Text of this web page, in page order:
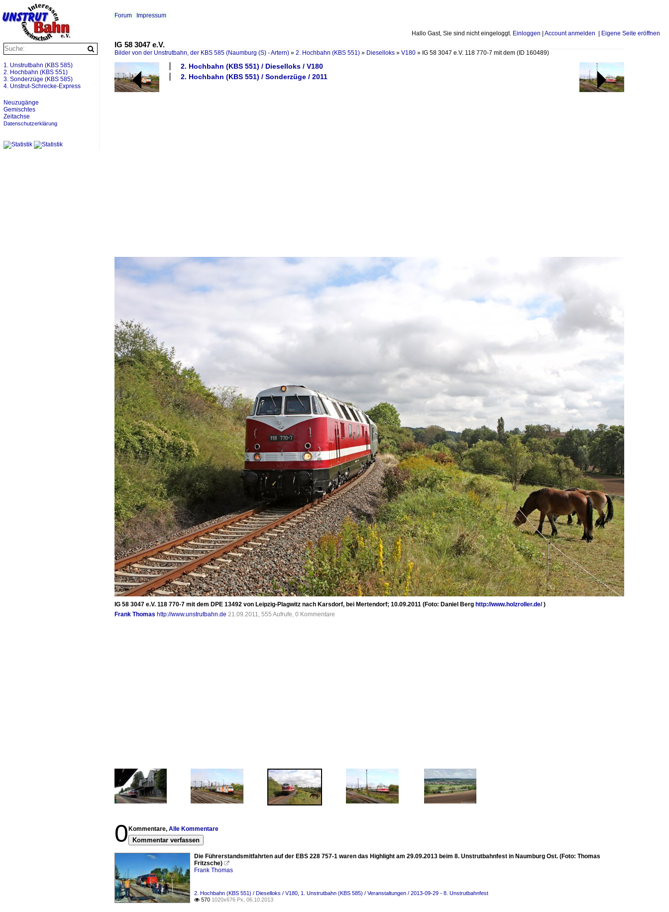
Hallo Gast, Sie sind nicht eingeloggt. Einloggen Account anmelden Eigene Seite eröffnen
Forum Impressum
IG 58 3047 e.V.
Bilder von der Unstrutbahn, der KBS 585 (Naumburg (S) - Artern) » 2. Hochbahn (KBS 551) » Dieselloks » V180 » IG 58 3047 e.V. 118 770-7 mit dem (ID 160489)
2. Hochbahn (KBS 551) / Dieselloks / V180
2. Hochbahn (KBS 551) / Sonderzüge / 2011
IG 58 3047 e.V. 118 770-7 mit dem DPE 13492 von Leipzig-Plagwitz nach Karsdorf, bei Mertendorf; 10.09.2011 (Foto: Daniel Berg http://www.holzroller.de/)
Frank Thomas http://www.unstrutbahn.de 21.09.2011, 555 Aufrufe, 0 Kommentare
0 Kommentare, Alle Kommentare
Kommentar verfassen
Die Führerstandsmitfahrten auf der EBS 228 757-1 waren das Highlight am 29.09.2013 beim 8. Unstrutbahnfest in Naumburg Ost. (Foto: Thomas
Fritzsche) 
Frank Thomas
2. Hochbahn (KBS 551) / Dieselloks / V180 1. Unstrutbahn (KBS 585) / Veranstaltungen / 2013-09-29 - 8. Unstrutbahnfest
 570 1020x676 Px, 06.10.2013
1. Unstrutbahn (KBS 585)
2. Hochbahn (KBS 551)
3. Sonderzüge (KBS 585)
4. Unstrut-Schrecke-Express
Neuzugänge
Gemischtes
Zeitachse
Datenschutzerklärung